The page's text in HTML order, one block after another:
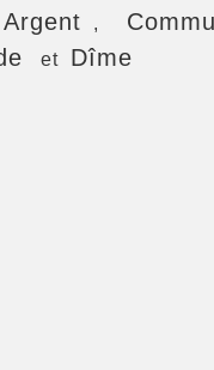
Argent ,
et Dîme